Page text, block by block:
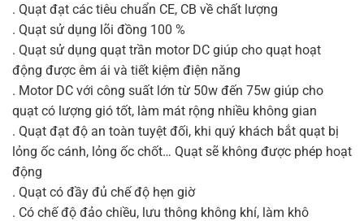
. Quạt đạt các tiêu chuẩn CE, CB về chất lượng
. Quạt sử dụng lõi đồng 100 %
. Quạt sử dụng quạt trần motor DC giúp cho quạt hoạt
động được êm ái và tiết kiệm điện năng
. Motor DC với công suất lớn từ 50w đến 75w giúp cho
quạt có lượng gió tốt, làm mát rộng nhiều không gian
. Quạt đạt độ an toàn tuyệt đối, khi quý khách bắt quạt bị
lỏng ốc cánh, lỏng ốc chốt… Quạt sẽ không được phép hoạt
động
. Quạt có đầy đủ chế độ hẹn giờ
. Có chế độ đảo chiều, lưu thông không khí, làm khô